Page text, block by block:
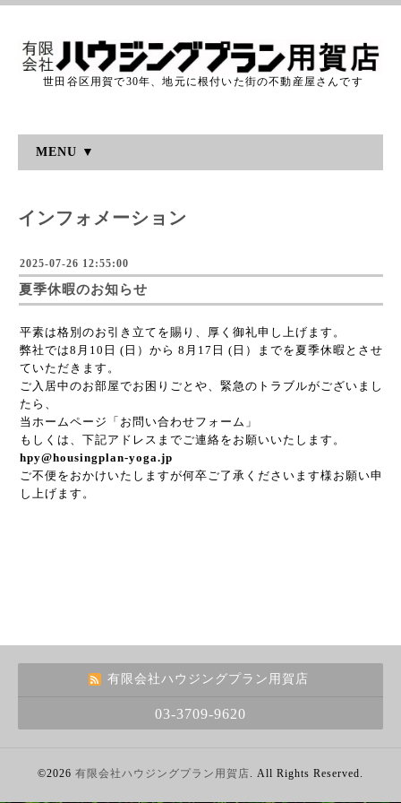
世田谷区用賀で30年、地元に根付いた街の不動産屋さんです
MENU ▼
インフォメーション
2025-07-26 12:55:00
夏季休暇のお知らせ
平素は格別のお引き立てを賜り、厚く御礼申し上げます。
弊社では8月10日 (日）から 8月17日 (日）までを夏季休暇とさせ
ていただきます。
ご入居中のお部屋でお困りごとや、緊急のトラブルがございまし
たら、
当ホームページ「お問い合わせフォーム」
もしくは、下記アドレスまでご連絡をお願いいたします。
hpy@housingplan-yoga.jp
ご不便をおかけいたしますが何卒ご了承くださいます様お願い申
し上げます。
有限会社ハウジングプラン用賀店
03-3709-9620
©2026 有限会社ハウジングプラン用賀店. All Rights Reserved.